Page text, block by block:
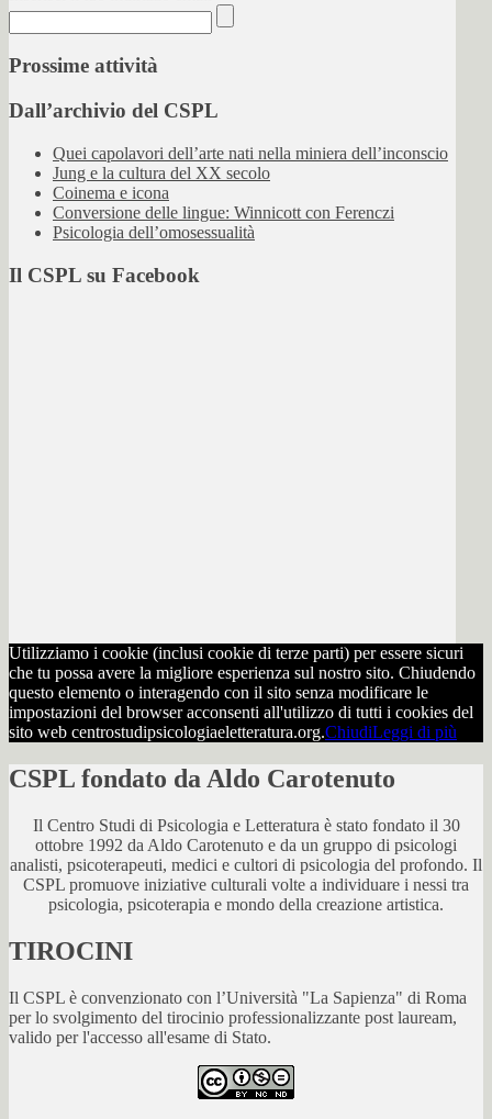
Prossime attività
Dall’archivio del CSPL
Quei capolavori dell’arte nati nella miniera dell’inconscio
Jung e la cultura del XX secolo
Coinema e icona
Conversione delle lingue: Winnicott con Ferenczi
Psicologia dell’omosessualità
Il CSPL su Facebook
Utilizziamo i cookie (inclusi cookie di terze parti) per essere sicuri
che tu possa avere la migliore esperienza sul nostro sito. Chiudendo
questo elemento o interagendo con il sito senza modificare le
impostazioni del browser acconsenti all'utilizzo di tutti i cookies del
sito web centrostudipsicologiaeletteratura.org.ChiudiLeggi di più
CSPL fondato da Aldo Carotenuto
Il Centro Studi di Psicologia e Letteratura è stato fondato il 30
ottobre 1992 da Aldo Carotenuto e da un gruppo di psicologi
analisti, psicoterapeuti, medici e cultori di psicologia del profondo. Il
CSPL promuove iniziative culturali volte a individuare i nessi tra
psicologia, psicoterapia e mondo della creazione artistica.
TIROCINI
Il CSPL è convenzionato con l’Università "La Sapienza" di Roma
per lo svolgimento del tirocinio professionalizzante post lauream,
valido per l'accesso all'esame di Stato.